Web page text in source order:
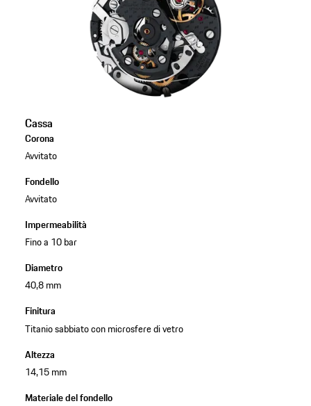
Cassa
Corona
Avvitato
Fondello
Avvitato
Impermeabilità
Fino a 10 bar
Diametro
40,8 mm
Finitura
Titanio sabbiato con microsfere di vetro
Altezza
14,15 mm
Materiale del fondello